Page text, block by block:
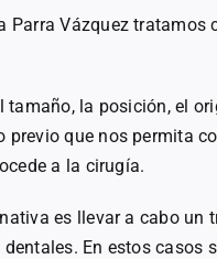
Parra Vázquez
la posición, el
que nos permita
a la cirugía.
es llevar a cabo un
En estos casos